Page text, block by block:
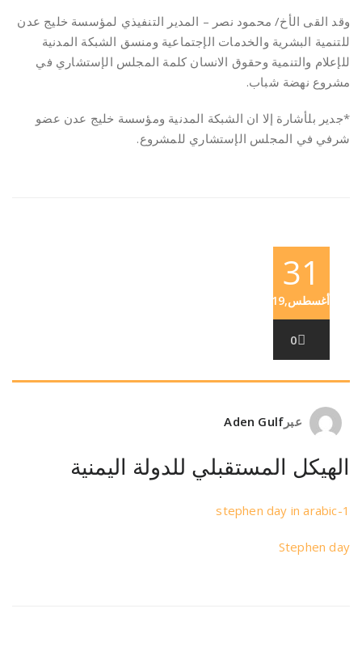
وقد القى الأخ/ محمود نصر – المدير التنفيذي لمؤسسة خليج عدن
للتنمية البشرية والخدمات الإجتماعية ومنسق الشبكة المدنية
للإعلام والتنمية وحقوق الانسان كلمة المجلس الإستشاري في
مشروع نهضة شباب.
*جدير بلأشارة إلا ان الشبكة المدنية ومؤسسة خليج عدن عضو
شرفي في المجلس الإستشاري للمشروع.
31
أغسطس,2019
0
عبر Aden Gulf
الهيكل المستقبلي للدولة اليمنية
stephen day in arabic-1
Stephen day